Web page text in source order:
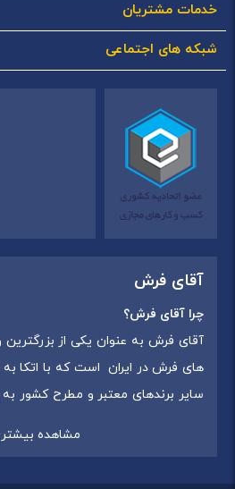
خدمات مشتریان
شبکه های اجتماعی
آقای فرش
چرا آقای فرش؟
آقای فرش به عنوان یکی از
های فرش در ایران است که با اتکا
سایر برندهای معتبر و مطرح کشور
مشاهده بیشتر